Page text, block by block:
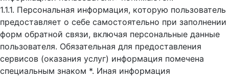
1.1.1. Персональная информация, которую пользователь
предоставляет о себе самостоятельно при заполнении
форм обратной связи, включая персональные данные
пользователя. Обязательная для предоставления
сервисов (оказания услуг) информация помечена
специальным знаком *. Иная информация